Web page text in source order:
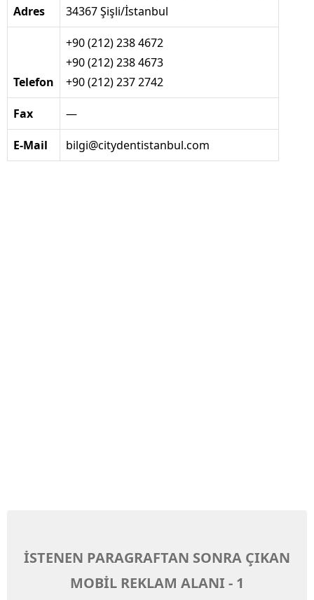
Adres
34367 Şişli/İstanbul
Telefon
+90 (212) 238 4672
+90 (212) 238 4673
+90 (212) 237 2742
Fax —
E-Mail bilgi@citydentistanbul.com
İSTENEN PARAGRAFTAN SONRA ÇIKAN
MOBİL REKLAM ALANI - 1